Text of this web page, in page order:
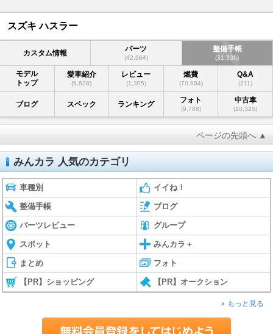
スズキ ハスラー
カスタム情報 パーツ
(42,684)
整備手帳
(31,336)
モデル
トップ
愛車紹介
(9,628)
レビュー
(1,305)
燃費
(70,904)
Q&A
(211)
ブログ スペック ランキング フォト
(9,788)
中古車
(10,326)
ページの先頭へ ▲
みんカラ 人気のカテゴリ
車種別 イイね！
整備手帳 ブログ
パーツレビュー グループ
スポット みんカラ＋
まとめ フォト
【PR】ショッピング 【PR】オークション
もっと見る